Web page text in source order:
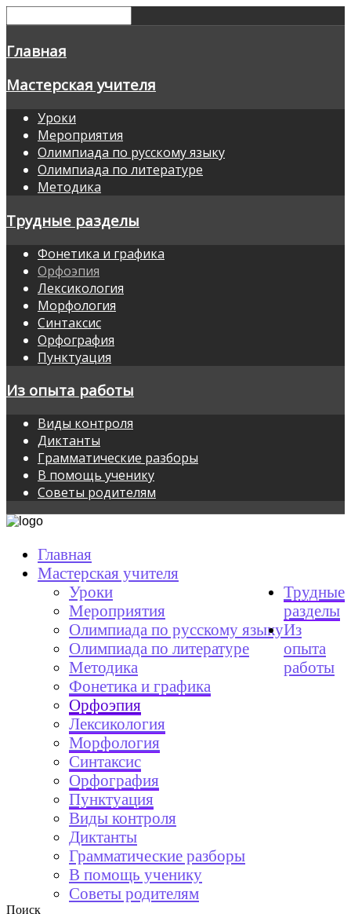
Главная
Мастерская учителя
Уроки
Мероприятия
Олимпиада по русскому языку
Олимпиада по литературе
Методика
Трудные разделы
Фонетика и графика
Орфоэпия
Лексикология
Морфология
Синтаксис
Орфография
Пунктуация
Из опыта работы
Виды контроля
Диктанты
Грамматические разборы
В помощь ученику
Советы родителям
Главная
Мастерская учителя
Уроки
Мероприятия
Олимпиада по русскому языку
Олимпиада по литературе
Методика
Трудные
разделы
Фонетика и графика
Орфоэпия
Лексикология
Морфология
Синтаксис
Орфография
Пунктуация
Из
опыта
работы
Виды контроля
Диктанты
Грамматические разборы
В помощь ученику
Советы родителям
Поиск